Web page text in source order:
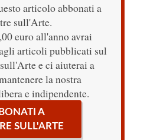
articolo abbonati a
sull'Arte.
euro all'anno avrai
articoli pubblicati sul
e ci aiuterai a
la nostra
e indipendente.
A
SULL'ARTE